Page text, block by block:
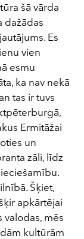
šā vārda
dažādas
Es
vien
esmu
ka nav nekā
tas ir tuvs
Ermitāžai
un
zāli, līdz
Šķiet,
apkārtējai
mēs
kultūrām